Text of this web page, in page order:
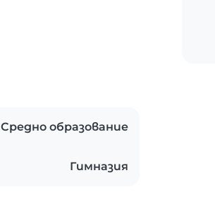
Средно образование
Гимназия